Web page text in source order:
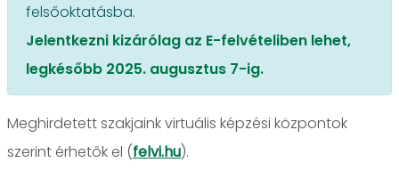
felsőoktatásba.
Jelentkezni kizárólag az E-felvételiben lehet,
legkésőbb 2025. augusztus 7-ig.
Meghirdetett szakjaink virtuális képzési központok
szerint érhetők el (felvi.hu).